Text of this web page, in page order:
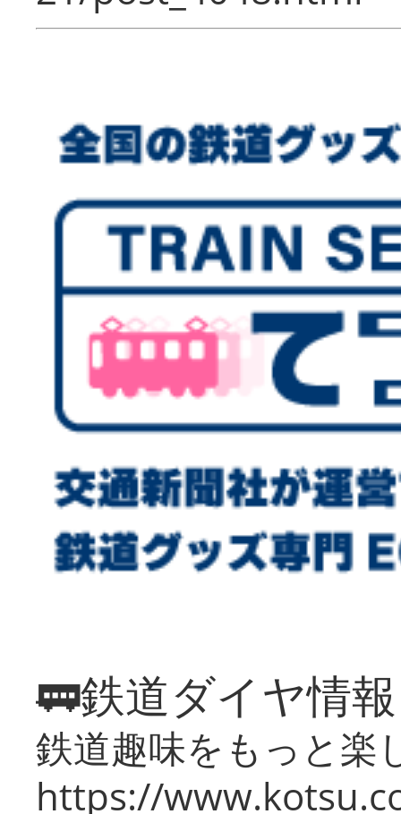
🚃鉄道ダイヤ情
鉄道趣味をもっと楽
https://